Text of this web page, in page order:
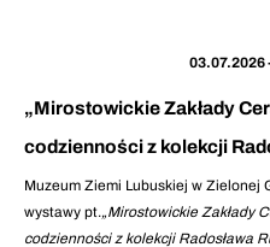
03.07.2026
„Mirostowickie Zakłady
codzienności z kolekcji
Muzeum Ziemi Lubuskiej w Zielonej
wystawy pt.„Mirostowickie Zakłady
codzienności z kolekcji Radosława